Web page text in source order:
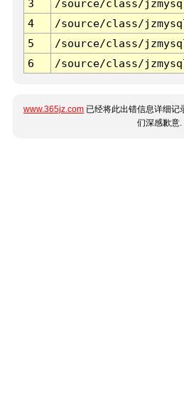
3 /source/class/
4
/source/class/
5
/source/class/
6
/source/class/
www.365jz.com 已经将此出错信息详细记
们深感歉意.